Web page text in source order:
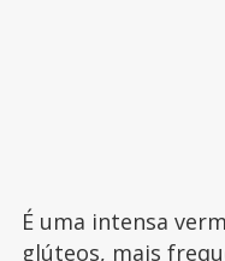
É uma intensa
glúteos, mais